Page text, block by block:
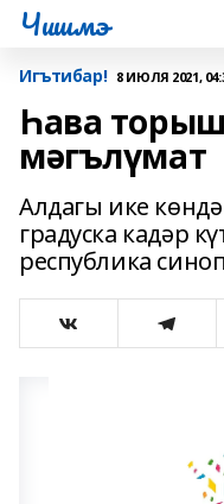
Чишмэ
Игътибар! 8 ИЮЛЯ 2021,
Һава
мәгълүмат
Алдагы ике
градуска кадәр
республика